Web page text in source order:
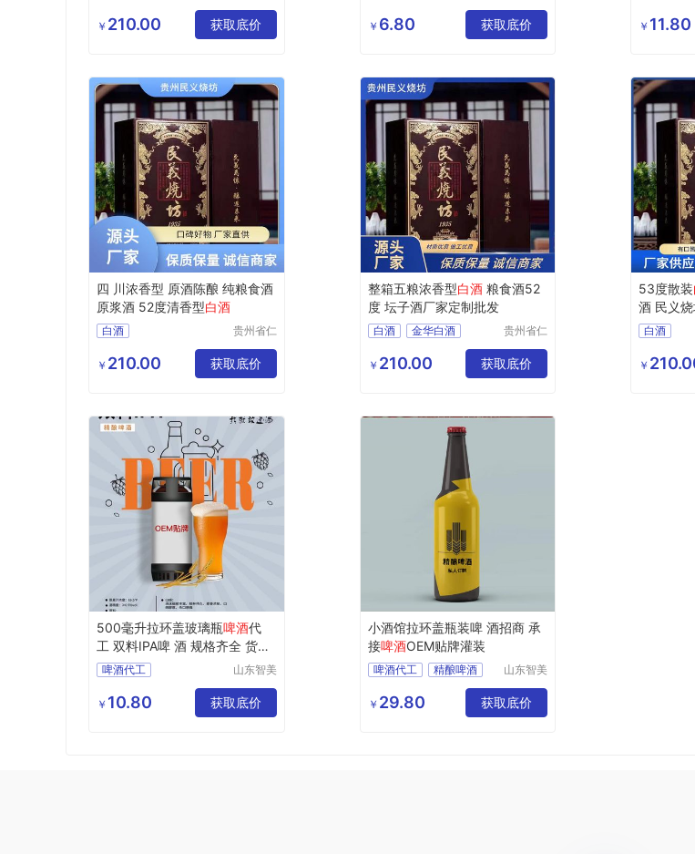
孝感酱香型白酒白酒
保亭黎族苗族自治县白酒
玉溪白酒茅台镇白酒
盆酒业有
限公司
￥ 210.00 获取底价
公司
￥ 6.80 获取底价 ￥ 11.80
四 川浓香型 原酒陈酿 纯粮食酒
原浆酒 52度清香型白酒
白酒
台州酱香型白酒白酒
黑河白酒
仙桃白酒茅台镇白酒
贵州省仁
盆酒业有
限公司
￥ 210.00 获取底价
整箱五粮浓香型白酒粮食酒52
度 坛子酒厂家定制批发
白酒
金华白酒
克孜勒苏柯尔克孜白酒茅台镇白酒
眉山酱香型白酒白酒茅台镇白酒
丹东酱香型白酒白酒
贵州省仁
盆酒业有
限公司
￥ 210.00 获取底价
53度散装
酒 民义
白酒
图木舒克
￥
500毫升拉环盖玻璃瓶啤酒代
工 双料IPA啤 酒 规格齐全 货源
充足
啤酒代工
山东智美
公司
￥ 10.80 获取底价
小酒馆拉环盖瓶装啤 酒招商 承
接啤酒OEM贴牌灌装
啤酒代工 精酿啤酒
山东智美
公司
￥ 29.80 获取底价